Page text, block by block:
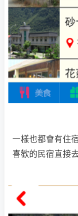
一樣也都會有住
喜歡的民宿直接